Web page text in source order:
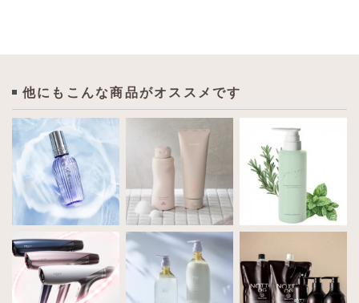
他にもこんな商品がオススメです